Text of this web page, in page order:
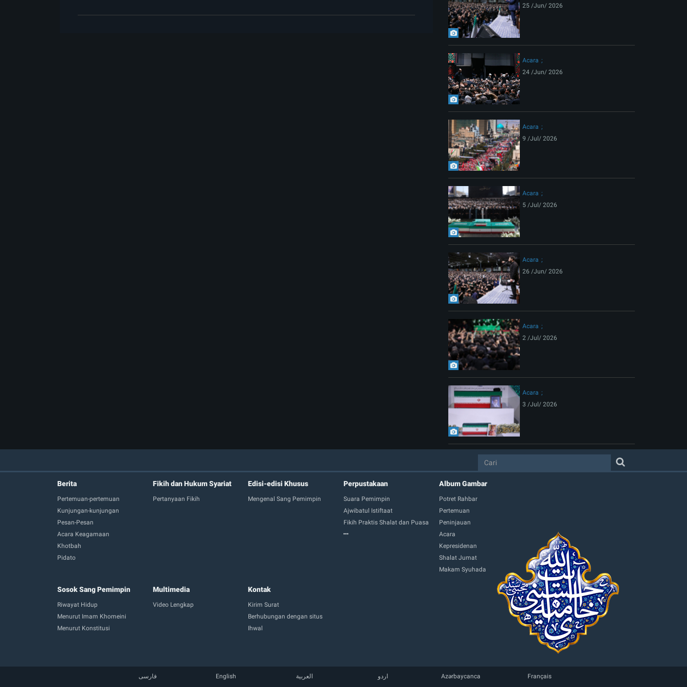
25 /Jun/ 2026
Acara
24 /Jun/ 2026
Acara
9 /Jul/ 2026
Acara
5 /Jul/ 2026
Acara
26 /Jun/ 2026
Acara
2 /Jul/ 2026
Acara
3 /Jul/ 2026
Berita
Pertemuan-pertemuan
Kunjungan-kunjungan
Pesan-Pesan
Acara Keagamaan
Khotbah
Pidato
Fikih dan Hukum Syariat
Pertanyaan Fikih
Edisi-edisi Khusus
Mengenal Sang Pemimpin
Perpustakaan
Suara Pemimpin
Ajwibatul Istiftaat
Fikih Praktis Shalat dan Puasa
Album Gambar
Potret Rahbar
Pertemuan
Peninjauan
Acara
Kepresidenan
Shalat Jumat
Makam Syuhada
Sosok Sang Pemimpin
Riwayat Hidup
Menurut Imam Khomeini
Menurut Konstitusi
Multimedia
Video Lengkap
Kontak
Kirim Surat
Berhubungan dengan situs
Ihwal
فارسی English العربية اردو Azərbaycanca
Français